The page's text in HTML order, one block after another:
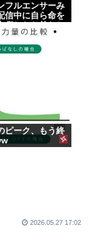
フルエンサーみ
信中に自ら命を
傷したお前たち
件』
ピーク、もう終
2026.05.27 17:02